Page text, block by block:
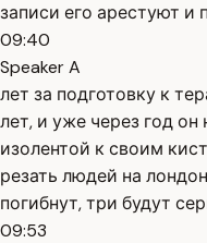
записи его арестуют и
09:40
Speaker A
лет за подготовку к
лет, и уже через год
изолентой к своим
резать людей на
погибнут, три будут
09:53